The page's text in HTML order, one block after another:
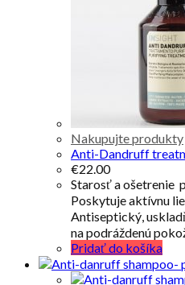
Nakupujte produkty
Anti-Dandruff
€22.00
Starosť a ošetrenie
Poskytuje aktívnu
Antiseptický,
na podráždenú
Pridať do košíka